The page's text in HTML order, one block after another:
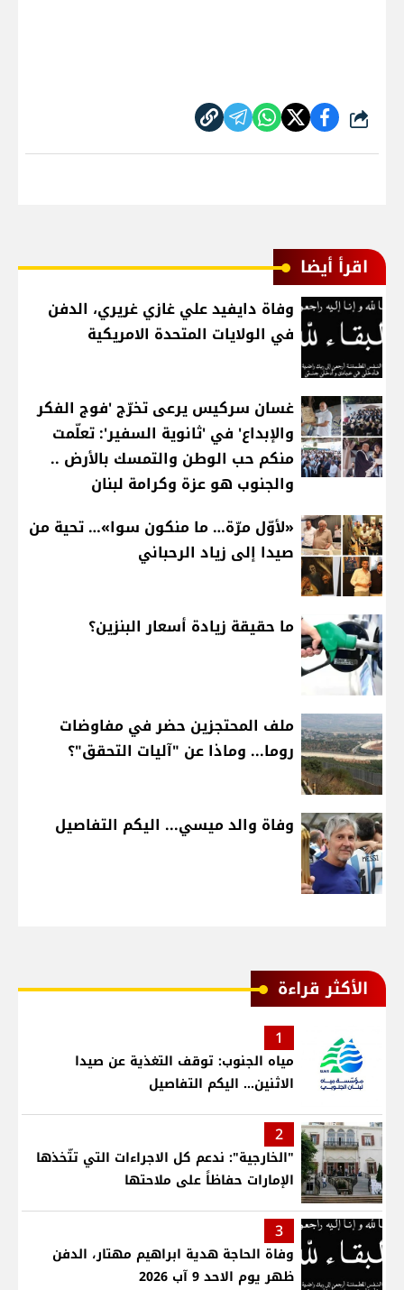
شارك
اقرأ أيضا
وفاة دايفيد علي غازي غريري، الدفن
في الولايات المتحدة الامريكية
غسان سركيس يرعى تخرّج 'فوج الفكر
والإبداع' في 'ثانوية السفير': تعلّمت
منكم حب الوطن والتمسك بالأرض ..
والجنوب هو عزة وكرامة لبنان
«لأوّل مرّة… ما منكون سوا»… تحية من
صيدا إلى زياد الرحباني
ما حقيقة زيادة أسعار البنزين؟
ملف المحتجزين حضر في مفاوضات
روما... وماذا عن "آليات التحقق"؟
وفاة والد ميسي... اليكم التفاصيل
الأكثر قراءة
1
مياه الجنوب: توقف التغذية عن صيدا
الاثنين... اليكم التفاصيل
2
"الخارجية": ندعم كل الاجراءات التي تتّخذها
الإمارات حفاظاً على ملاحتها
3
وفاة الحاجة هدية ابراهيم مهتار، الدفن
ظهر يوم الاحد 9 آب 2026